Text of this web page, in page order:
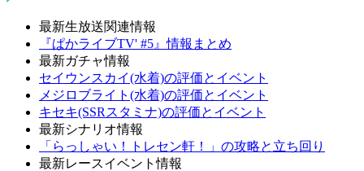
最新生放送関連情報
『ぱかライブTV' #5』情報まとめ
最新ガチャ情報
セイウンスカイ(水着)の評価とイベント
メジロブライト(水着)の評価とイベント
キセキ(SSRスタミナ)の評価とイベント
最新シナリオ情報
「らっしゃい！トレセン軒！」の攻略と立ち回り
最新レースイベント情報